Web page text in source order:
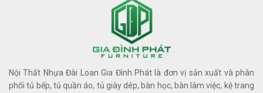
Nội Thất Nhựa Đài Loan Gia Đình Phát là đơn vị sản xuất và phân
phối tủ bếp, tủ quần áo, tủ giày dép, bàn học, bàn làm việc, kệ trang